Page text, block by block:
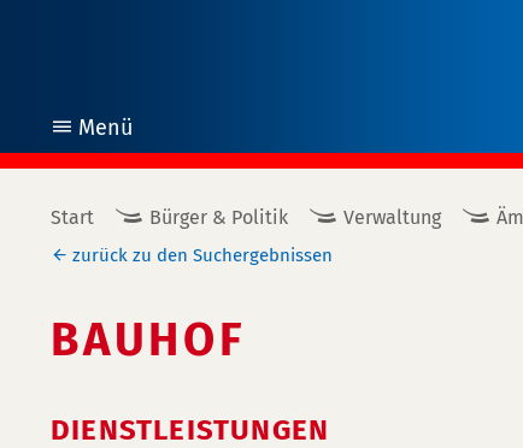
Menü
öffnen
Start Bürger & Politik Verwaltung
zurück zu den Suchergebnissen
BAUHOF
DIENSTLEISTUNGEN